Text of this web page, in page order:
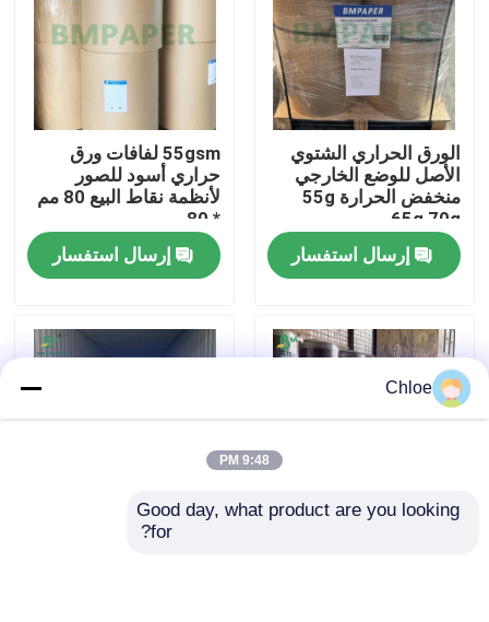
المنتجات
حول بنا
جولة في المعمل
ضبط الجودة
اتصل بنا
أخبار
الورق الحراري الشتوي
الأصل للوضع الخارجي
منخفض الحرارة 55g
65g 70g
إرسال استفسار
55gsm لفافات ورق
حراري أسود للصور
لأنظمة نقاط البيع 80 مم
* 80 مم
إرسال استفسار
لفة ورق حراري سوداء
Chloe
9:48 PM
Good day, what product are you looking
for?